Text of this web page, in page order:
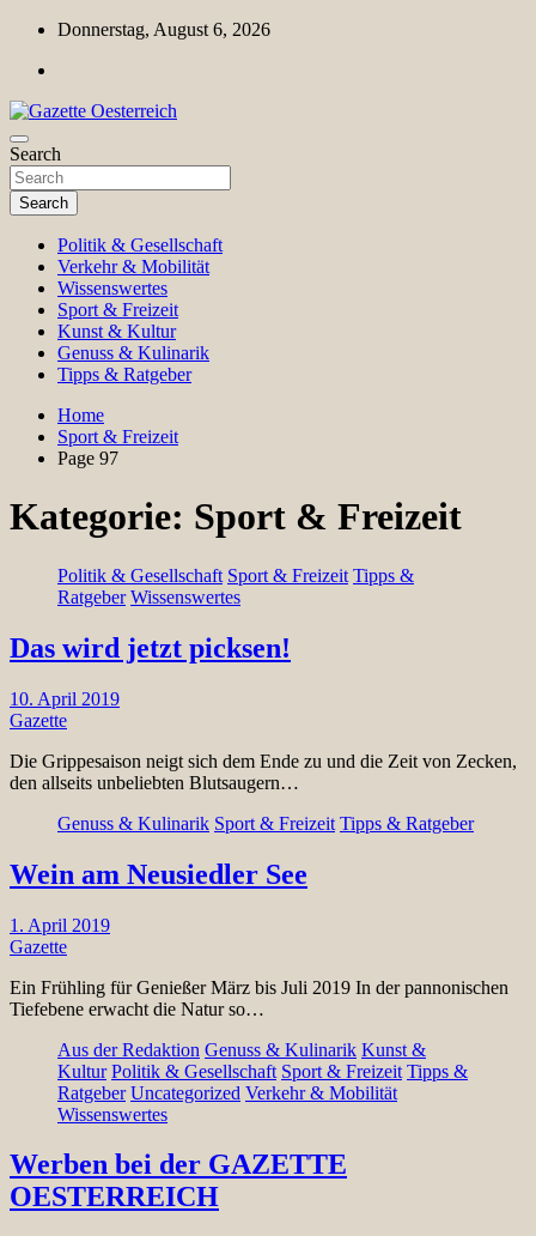
Skip
content
Donnerstag, August 6, 2026
Gazette Oesterreich
Magazin für Freizeit, Politik, Kultur & Wissenschaft
Search
Search
Politik & Gesellschaft
Verkehr & Mobilität
Wissenswertes
Sport & Freizeit
Kunst & Kultur
Genuss & Kulinarik
Tipps & Ratgeber
Home
Sport & Freizeit
Page 97
Kategorie: Sport & Freizeit
Politik & Gesellschaft Sport & Freizeit Tipps &
Ratgeber Wissenswertes
Das wird jetzt picksen!
10. April 2019
Gazette
Die Grippesaison neigt sich dem Ende zu und die Zeit von Zecken,
den allseits unbeliebten Blutsaugern…
Genuss & Kulinarik Sport & Freizeit Tipps & Ratgeber
Wein am Neusiedler See
1. April 2019
Gazette
Ein Frühling für Genießer März bis Juli 2019 In der pannonischen
Tiefebene erwacht die Natur so…
Aus der Redaktion Genuss & Kulinarik Kunst &
Kultur Politik & Gesellschaft Sport & Freizeit Tipps &
Ratgeber Uncategorized Verkehr & Mobilität
Wissenswertes
Werben bei der GAZETTE
OESTERREICH